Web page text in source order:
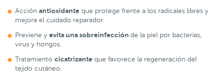
Acción antioxidante que protege frente a los radicales libres y
mejora el cuidado reparador.
Previene y evita una sobreinfección de la piel por bacterias,
virus y hongos.
Tratamiento cicatrizante que favorece la regeneración del
tejido cutáneo.